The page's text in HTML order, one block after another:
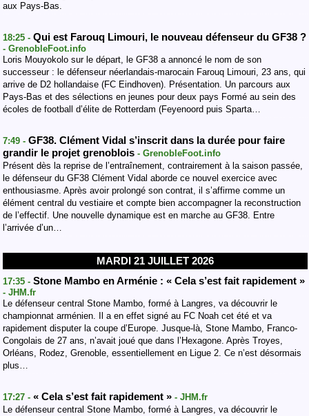
aux Pays-Bas.
18:25 - Qui est Farouq Limouri, le nouveau défenseur du GF38 ?
- GrenobleFoot.info
Loris Mouyokolo sur le départ, le GF38 a annoncé le nom de son
successeur : le défenseur néerlandais-marocain Farouq Limouri, 23 ans, qui
arrive de D2 hollandaise (FC Eindhoven). Présentation. Un parcours aux
Pays-Bas et des sélections en jeunes pour deux pays Formé au sein des
écoles de football d’élite de Rotterdam (Feyenoord puis Sparta…
7:49 - GF38. Clément Vidal s’inscrit dans la durée pour faire
grandir le projet grenoblois - GrenobleFoot.info
Présent dès la reprise de l’entraînement, contrairement à la saison passée,
le défenseur du GF38 Clément Vidal aborde ce nouvel exercice avec
enthousiasme. Après avoir prolongé son contrat, il s’affirme comme un
élément central du vestiaire et compte bien accompagner la reconstruction
de l’effectif. Une nouvelle dynamique est en marche au GF38. Entre
l’arrivée d’un…
MARDI 21 JUILLET 2026
17:35 - Stone Mambo en Arménie : « Cela s’est fait rapidement »
- JHM.fr
Le défenseur central Stone Mambo, formé à Langres, va découvrir le
championnat arménien. Il a en effet signé au FC Noah cet été et va
rapidement disputer la coupe d’Europe. Jusque-là, Stone Mambo, Franco-
Congolais de 27 ans, n’avait joué que dans l’Hexagone. Après Troyes,
Orléans, Rodez, Grenoble, essentiellement en Ligue 2. Ce n’est désormais
plus…
17:27 - « Cela s’est fait rapidement » - JHM.fr
Le défenseur central Stone Mambo, formé à Langres, va découvrir le